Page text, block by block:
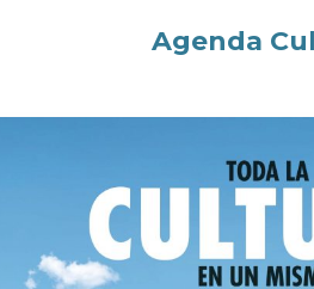
Agenda